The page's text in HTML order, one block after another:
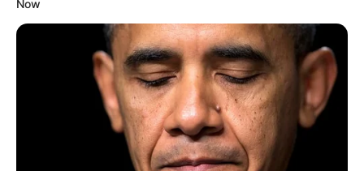
ΕΙΝΑΙ ΠΟΛΥ ΜΕΓΑΛΗ ΕΥΘΥΝΗ Η
ΕΛΕΥΘΕΡΙΑ. ΜΠΟΡΕΙΣ ΝΑ ΤΗΝ
ΑΝΤΕΞΕΙΣ;;;; ΠΟΣΟ ΤΗΝ ΑΞΙΖΕΙΣ ΤΗΝ
ΕΛΕΥΘΕΡΙΑ ΣΟΥ;;;;
ΔΙΚΑΙΩΜΑ ΣΤΗΝ ΕΛΕΥΘΕΡΙΑ ΕΧΟΥΜΕ ΟΛΟΙ ΟΙ ΑΝΘΡΩΠΟΙ…….
Now